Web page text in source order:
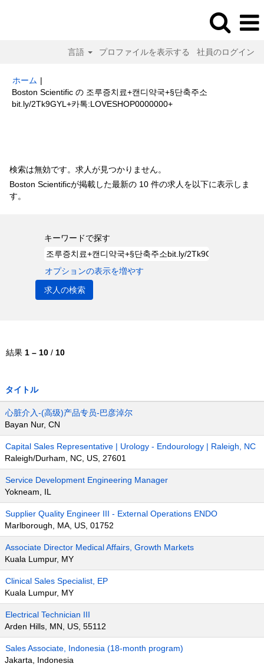
言語 プロファイルを表示する 社員のログイン
ホーム |
Boston Scientific の 조루증치료+캔디약국+§단축주소
bit.ly/2Tk9GYL+카톡:LOVESHOP0000000+(現
検索は無効です。求人が見つかりません。
Boston Scientificが掲載した最新の 10 件の求人を以下に表示しま
す。
キーワードで探す
オプションの表示を増やす
結果 1 – 10 / 10
タイトル
心脏介入-(高级)产品专员-巴彦淖尔
Bayan Nur, CN
Capital Sales Representative | Urology - Endourology | Raleigh, NC
Raleigh/Durham, NC, US, 27601
Service Development Engineering Manager
Yokneam, IL
Supplier Quality Engineer III - External Operations ENDO
Marlborough, MA, US, 01752
Associate Director Medical Affairs, Growth Markets
Kuala Lumpur, MY
Clinical Sales Specialist, EP
Kuala Lumpur, MY
Electrical Technician III
Arden Hills, MN, US, 55112
Sales Associate, Indonesia (18-month program)
Jakarta, Indonesia